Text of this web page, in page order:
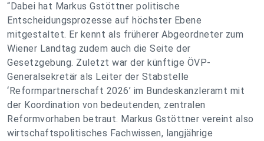
“Dabei hat Markus Gstöttner politische
Entscheidungsprozesse auf höchster Ebene
mitgestaltet. Er kennt als früherer Abgeordneter zum
Wiener Landtag zudem auch die Seite der
Gesetzgebung. Zuletzt war der künftige ÖVP-
Generalsekretär als Leiter der Stabstelle
‘Reformpartnerschaft 2026’ im Bundeskanzleramt mit
der Koordination von bedeutenden, zentralen
Reformvorhaben betraut. Markus Gstöttner vereint also
wirtschaftspolitisches Fachwissen, langjährige